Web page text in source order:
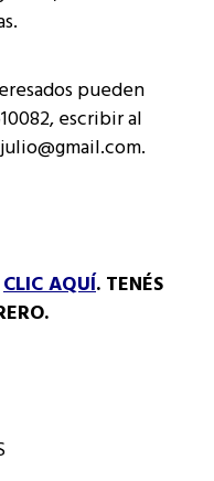
pueden
escribir al
CLIC AQUÍ. TENÉS